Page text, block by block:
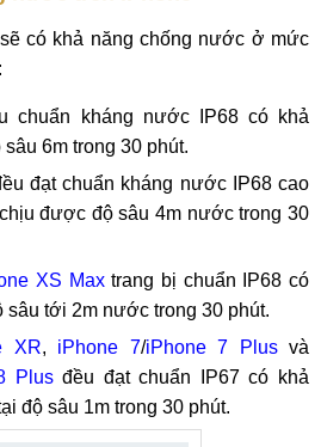
có khả năng chống nước ở mức
chuẩn kháng nước IP68 có khả
6m trong 30 phút.
đạt chuẩn kháng nước IP68 cao
được độ sâu 4m nước trong 30
XS Maxtrang bị chuẩn IP68 có
sâu tới 2m nước trong 30 phút.
XR, iPhone 7/iPhone 7 Plusvà
Plusđều đạt chuẩn IP67 có khả
độ sâu 1m trong 30 phút.